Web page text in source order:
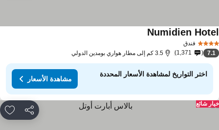
فندق
Numidien
7.1
1,371 3.5 كم إلى مطار هواري بومدين الدولي
اختر التواريخ لمشاهدة الأسعار المحددة
مشاهدة الأسعار
مشاركة
شائع